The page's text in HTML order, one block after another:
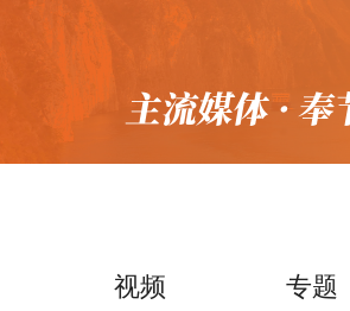
视频 专题